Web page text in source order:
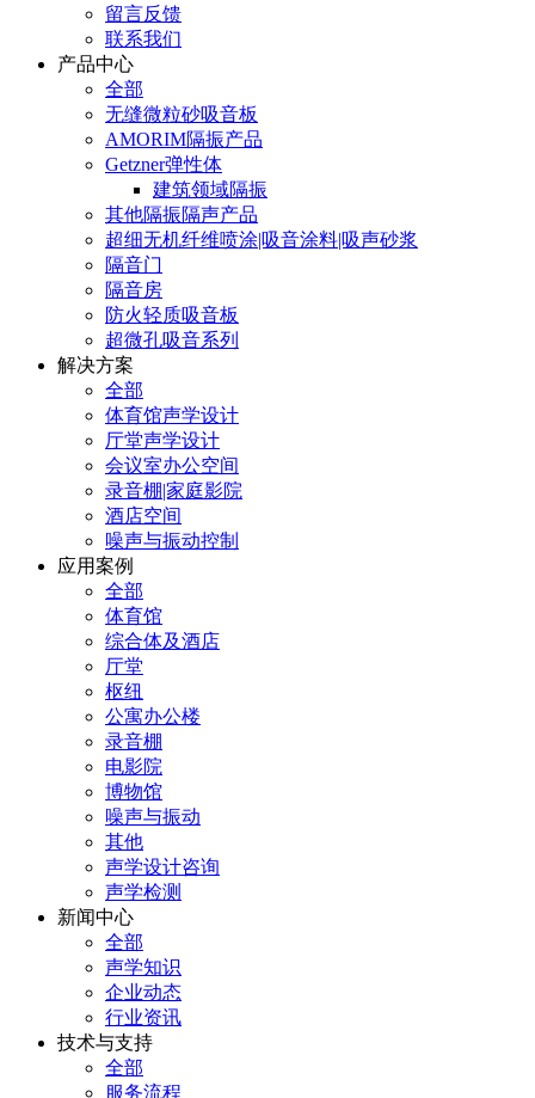
留言反馈
联系我们
产品中心
全部
无缝微粒砂吸音板
AMORIM隔振产品
Getzner弹性体
建筑领域隔振
其他隔振隔声产品
超细无机纤维喷涂|吸音涂料|吸声砂浆
隔音门
隔音房
防火轻质吸音板
超微孔吸音系列
解决方案
全部
体育馆声学设计
厅堂声学设计
会议室办公空间
录音棚|家庭影院
酒店空间
噪声与振动控制
应用案例
全部
体育馆
综合体及酒店
厅堂
枢纽
公寓办公楼
录音棚
电影院
博物馆
噪声与振动
其他
声学设计咨询
声学检测
新闻中心
全部
声学知识
企业动态
行业资讯
技术与支持
全部
服务流程